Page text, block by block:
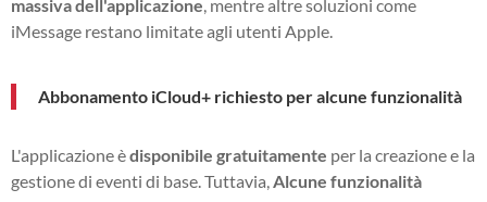
massiva dell'applicazione , mentre altre soluzioni come
iMessage restano limitate agli utenti Apple.
Abbonamento iCloud+ richiesto per alcune funzionalità
L'applicazione èdisponibile gratuitamente per la creazione e la
gestione di eventi di base. Tuttavia, Alcune funzionalità